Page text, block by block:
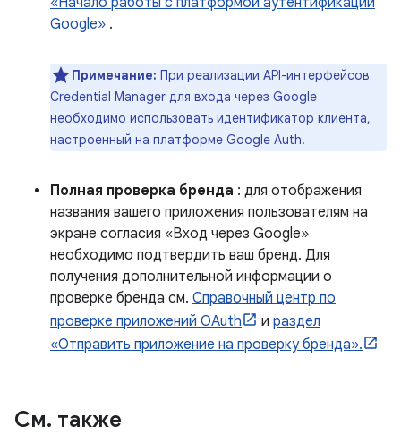
Google» .
Примечание: При реализации API-интерфейсов
Credential Manager для входа через Google
необходимо использовать идентификатор клиента,
настроенный на платформе Google Auth.
Полная проверка бренда : для отображения
названия вашего приложения пользователям на
экране согласия «Вход через Google»
необходимо подтвердить ваш бренд. Для
получения дополнительной информации о
проверке бренда см. Справочный центр по
проверке приложений OAuth
и раздел
«Отправить приложение на проверку бренда».
См. также